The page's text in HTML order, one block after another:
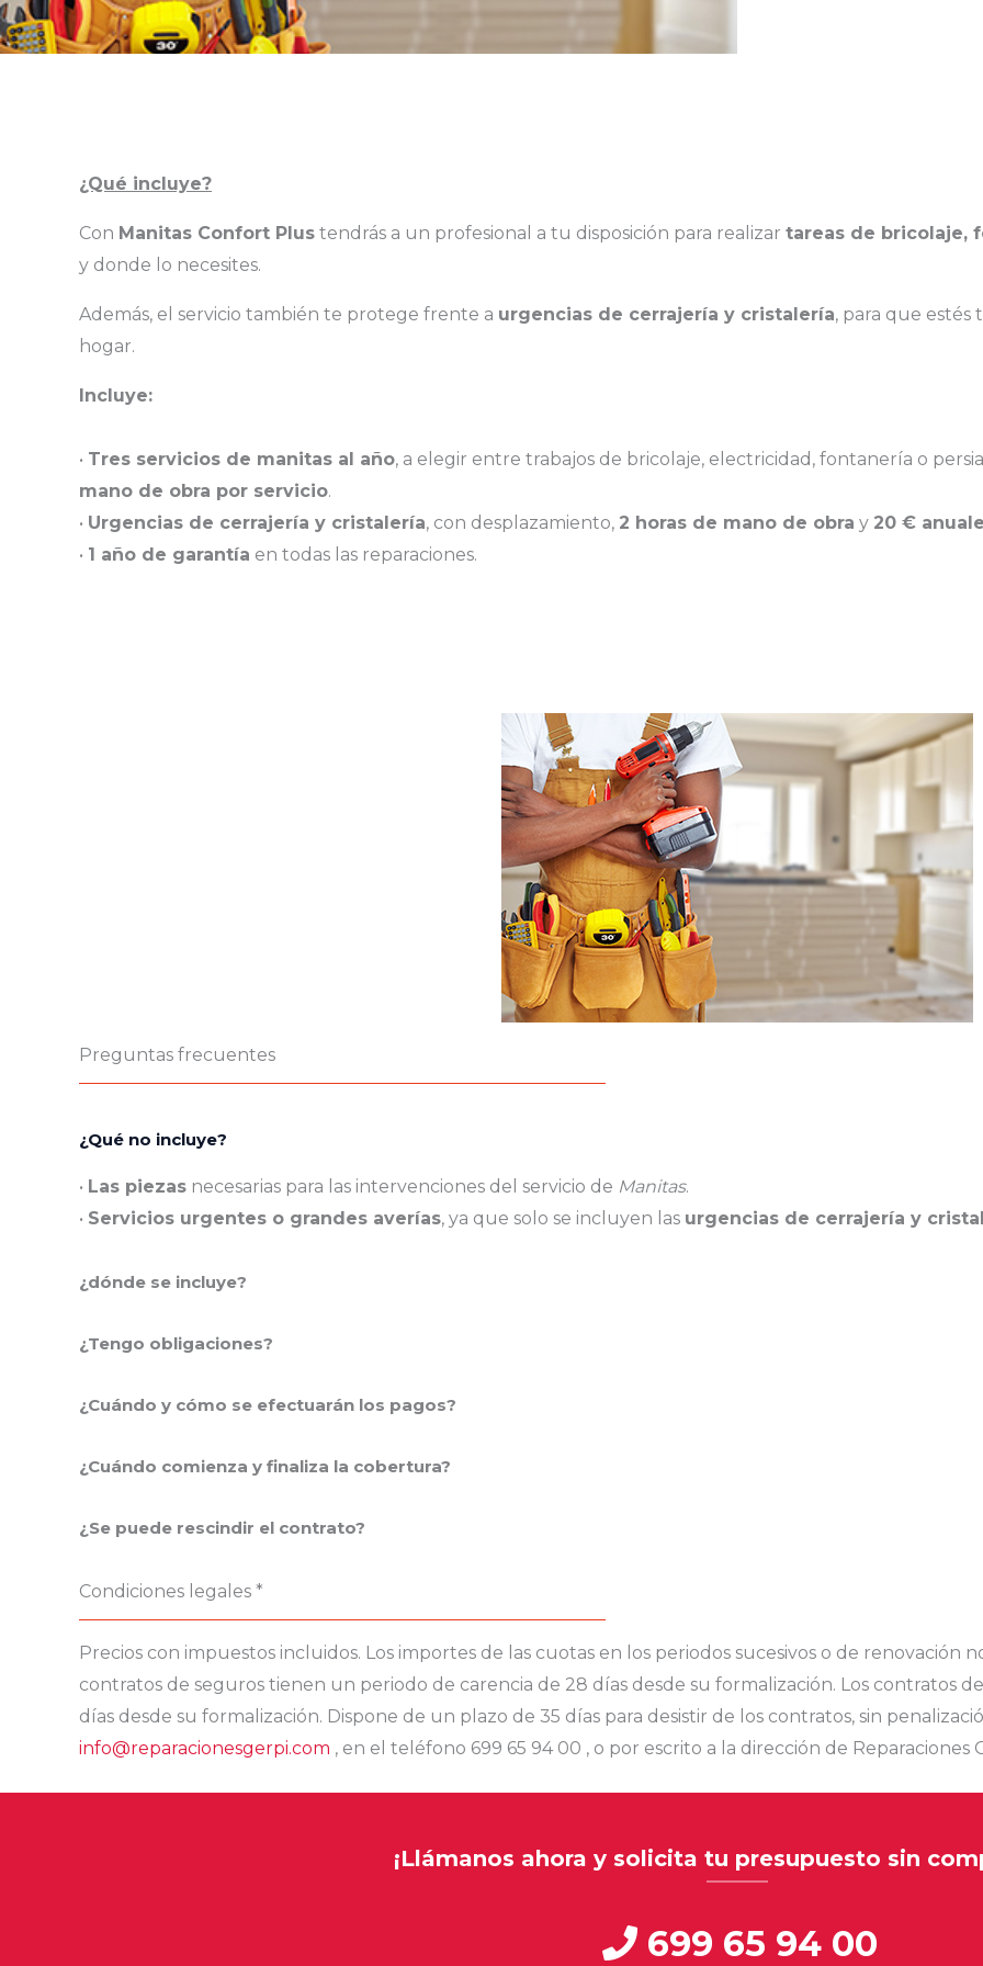
¿Qué incluye?
Con Manitas Confort Plus tendrás a un profesional a tu disposición para realizar tareas de bricolaje,
y donde lo necesites.
Además, el servicio también te protege frente a urgencias de cerrajería y cristalería, para que
hogar.
Incluye:
• Tres servicios de manitas al año, a elegir entre trabajos de bricolaje, electricidad, fontanería o
mano de obra por servicio.
• Urgencias de cerrajería y cristalería, con desplazamiento, 2 horas de mano de obra y 20 €
• 1 año de garantía en todas las reparaciones.
Preguntas frecuentes
¿Qué no incluye?
• Las piezas necesarias para las intervenciones del servicio de Manitas.
• Servicios urgentes o grandes averías, ya que solo se incluyen las urgencias de cerrajería y
¿dónde se incluye?
¿Tengo obligaciones?
¿Cuándo y cómo se efectuarán los pagos?
¿Cuándo comienza y finaliza la cobertura?
¿Se puede rescindir el contrato?
Condiciones legales *
Precios con impuestos incluidos. Los importes de las cuotas en los periodos sucesivos o de renovación
contratos de seguros tienen un periodo de carencia de 28 días desde su formalización. Los contratos
días desde su formalización. Dispone de un plazo de 35 días para desistir de los contratos, sin
info@reparacionesgerpi.com , en el teléfono 699 65 94 00 , o por escrito a la dirección de Reparaciones
¡Llámanos ahora y solicita tu presupuesto sin
699 65 94 00